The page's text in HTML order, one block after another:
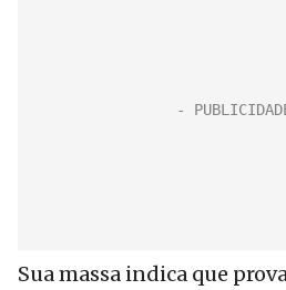
Sua massa indica que